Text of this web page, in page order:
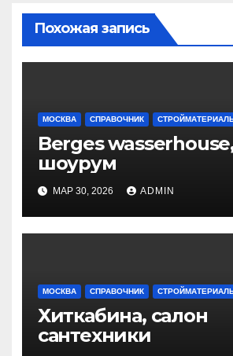
Похожая запись
МОСКВА СПРАВОЧНИК
Berges
шоурум
МАР 30, 2026 ADMIN
МОСКВА СПРАВОЧНИК
Хиткабина, салон
сантехники